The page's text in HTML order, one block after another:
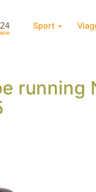
Sport
running